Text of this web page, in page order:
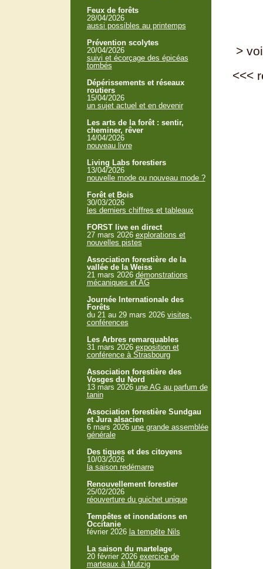
>
<<<
Feux de forêts
28/04/2026
aussi possibles au printemps
Prévention scolytes
20/04/2026
suivi et écorçage des épicéas
tombés
Dépérissements et réseaux
routiers
15/04/2026
un sujet actuel et en devenir
Les arts de la forêt : sentir,
cheminer, rêver
14/04/2026
nouveau livre
Living Labs forestiers
13/04/2026
nouvelle mode ou nouveau mode ?
Forêt et Bois
30/03/2026
les derniers chiffres et tableaux
FORST live en direct
27 mars 2026 explorations et
nouvelles pistes
Association forestière de la
vallée de la Weiss
21 mars 2026 démonstrations
mécaniques et AG
Journée Internationale des
Forêts
du 21 au 29 mars 2026 visites,
conférences
Les Arbres remarquables
31 mars 2026 exposition et
conférence à Strasbourg
Association forestière des
Vosges du Nord
13 mars 2026 une AG au parfum de
tanin
Association forestière Sundgau
et Jura alsacien
6 mars 2026 une grande assemblée
générale
Des tiques et des citoyens
10/03/2026
la saison redémarre
Renouvellement forestier
25/02/2026
réouverture du guichet unique
Tempêtes et inondations en
Occitanie
février 2026 la tempête Nils
La saison du martelage
20 février 2026 exercice de
marteaux à Mutzig